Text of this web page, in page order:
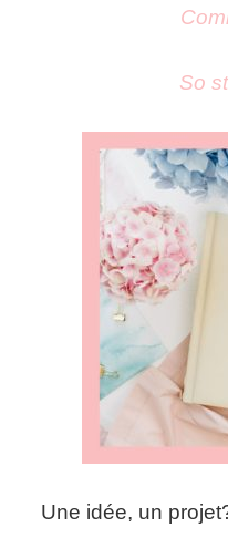
So
Une idée, un